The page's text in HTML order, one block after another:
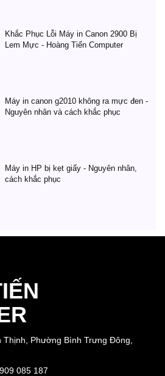
Khắc Phục Lỗi Máy in Canon 2900 Bị
Lem Mực - Hoàng Tiến Computer
Máy in canon g2010 không ra mực đen -
Nguyên nhân và cách khắc phục
Máy in HP bị kẹt giấy - Nguyên nhân,
cách khắc phục
Phường Bình Trưng Đông,
085 187